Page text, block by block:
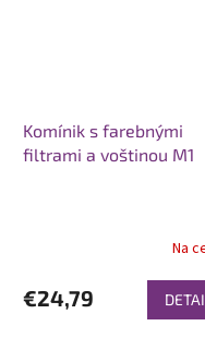
Komínik s farebnými
filtrami a voštinou M1
Na
€24,79